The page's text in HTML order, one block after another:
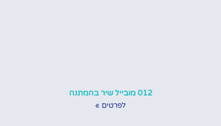
012 מובייל שיר בהמתנה
לפרטים »